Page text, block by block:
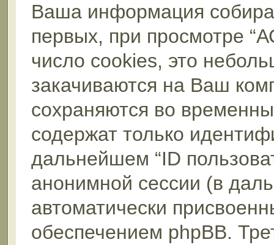
Ваша информация
первых, при просмотре
число cookies, это
закачиваются на Ваш
сохраняются во
содержат только
дальнейшем “ID
анонимной сессии (в
автоматически
обеспечением phpBB.